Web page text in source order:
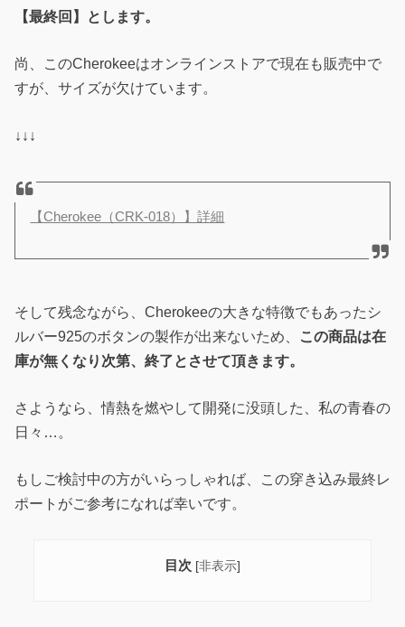
【最終回】とします。
尚、このCherokeeはオンラインストアで現在も販売中で
すが、サイズが欠けています。
↓↓↓
【Cherokee（CRK-018）】詳細
そして残念ながら、Cherokeeの大きな特徴でもあったシ
ルバー925のボタンの製作が出来ないため、
この商品は在
庫が無くなり次第、終了とさせて頂きます。
さようなら、情熱を燃やして開発に没頭した、私の青春の
日々…。
もしご検討中の方がいらっしゃれば、この穿き込み最終レ
ポートがご参考になれば幸いです。
目次 [非表示]